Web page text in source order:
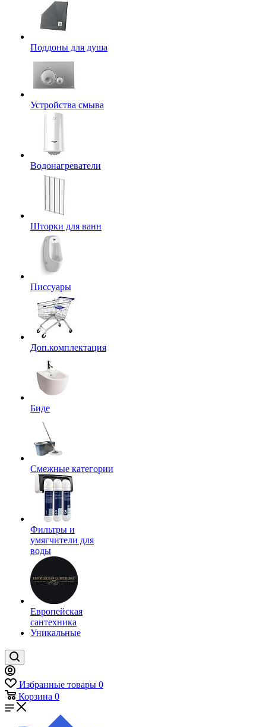
Поддоны для душа
Устройства смыва
Водонагреватели
Шторки для ванн
Писсуары
Доп.комплектация
Биде
Смежные категории
Фильтры и
умягчители для
воды
Европейская
сантехника
Уникальные
Избранные товары 0
Корзина 0